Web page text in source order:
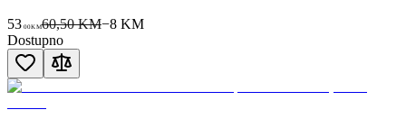
53 00KM60,50 KM−8KM
Dostupno